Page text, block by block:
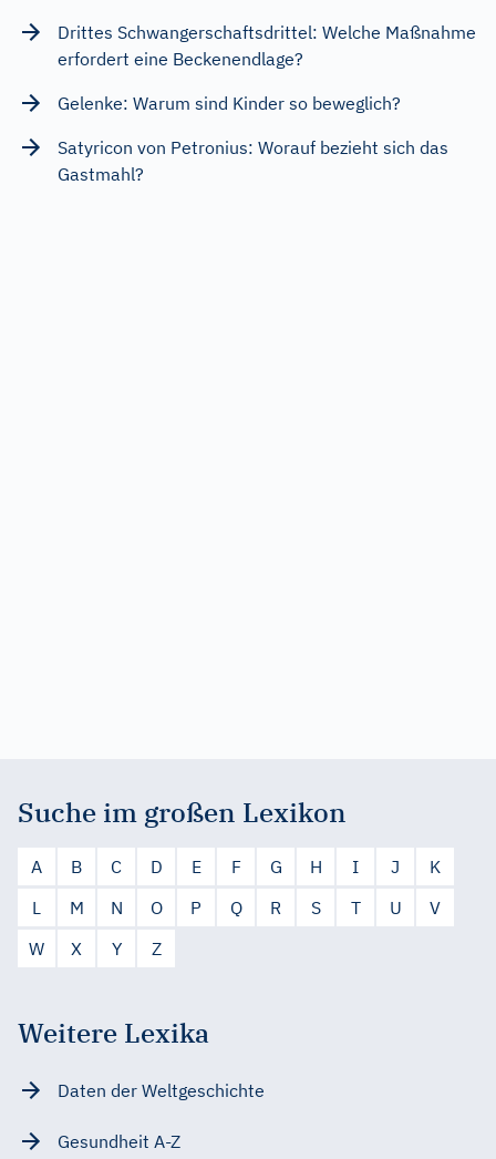
Drittes Schwangerschaftsdrittel: Welche Maßnahme
erfordert eine Beckenendlage?
Gelenke: Warum sind Kinder so beweglich?
Satyricon von Petronius: Worauf bezieht sich das
Gastmahl?
Suche im großen Lexikon
A B C D E F G H I J
K
L
M N O P Q R S T U
V
W
X Y Z
Weitere Lexika
Daten der Weltgeschichte
Gesundheit A-Z